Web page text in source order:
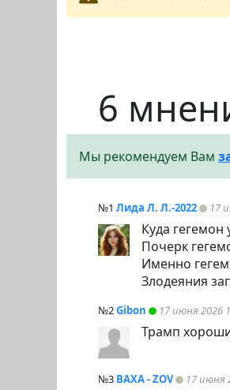
6
Мы рекомендуем Вам
№1 Лида Л. Л.-2022 17
Куда
Почерк
Именно
Злодеяния
№2Gibon 17 июня 2026
Трамп
№3 ВАХА - ZOV 17 июня